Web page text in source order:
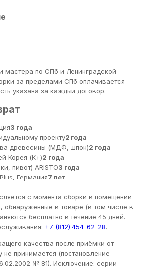
мастера по СПб и Ленинградской
за пределами СПб оплачивается
указана за каждый договор.
3 года
проекту2 года
древесины (МДФ, шпон)2 года
Корея (К+)2 года
пивот) ARISTO3 года
Германия7 лет
с момента сборки в помещении
обнаруженные в товаре (в том числе в
бесплатно в течение 45 дней.
+7 (812) 454-62-28.
качества после приёмки от
не принимается (постановление
№ 81). Исключение: серии